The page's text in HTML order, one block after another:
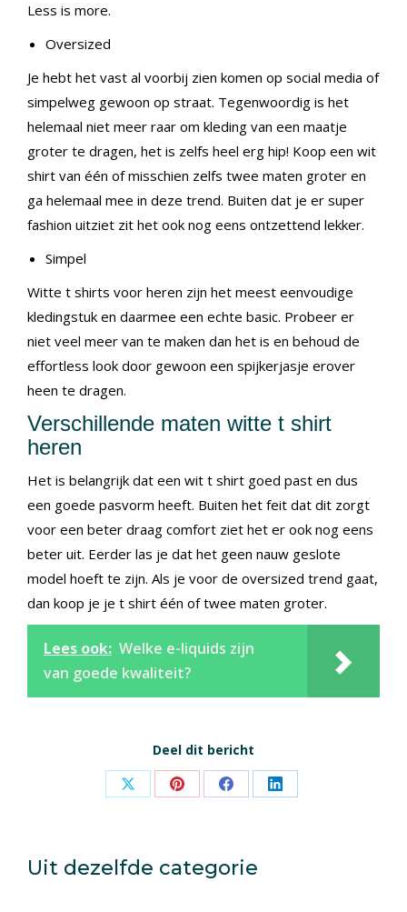
Less is more.
Oversized
Je hebt het vast al voorbij zien komen op social media of
simpelweg gewoon op straat. Tegenwoordig is het
helemaal niet meer raar om kleding van een maatje
groter te dragen, het is zelfs heel erg hip! Koop een wit
shirt van één of misschien zelfs twee maten groter en
ga helemaal mee in deze trend. Buiten dat je er super
fashion uitziet zit het ook nog eens ontzettend lekker.
Simpel
Witte t shirts voor heren zijn het meest eenvoudige
kledingstuk en daarmee een echte basic. Probeer er
niet veel meer van te maken dan het is en behoud de
effortless look door gewoon een spijkerjasje erover
heen te dragen.
Verschillende maten witte t shirt
heren
Het is belangrijk dat een wit t shirt goed past en dus
een goede pasvorm heeft. Buiten het feit dat dit zorgt
voor een beter draag comfort ziet het er ook nog eens
beter uit. Eerder las je dat het geen nauw geslote
model hoeft te zijn. Als je voor de oversized trend gaat,
dan koop je je t shirt één of twee maten groter.
Lees ook: Welke e-liquids zijn
van goede kwaliteit?
Deel dit bericht
Share Share Share Share
Uit dezelfde categorie